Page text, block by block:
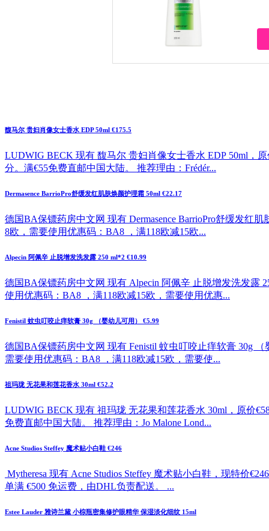
馥马尔 贵妇肖像女士香水 EDP 50ml €175.5
LUDWIG BECK 现有 馥马尔 贵妇肖像女士香水 EDP 50ml，
分。满€55免费直邮中国大陆。 推荐理由：Frédér...
Dermasence BarrioPro舒缓发红肌肤焕颜护理霜 50ml €22.17
德国BA保镖药房中文网 现有 Dermasence BarrioPro舒缓发红
8欧，需要使用优惠码：BA8 ，满118欧减15欧...
Alpecin 阿佩辛 止脱增发洗发露 250 ml*2 €10.99
德国BA保镖药房中文网 现有 Alpecin 阿佩辛 止脱增发洗发露
使用优惠码：BA8 ，满118欧减15欧，需要使用优惠...
Fenistil 蚊虫叮咬止痒软膏 30g （婴幼儿可用） €5.99
德国BA保镖药房中文网 现有 Fenistil 蚊虫叮咬止痒软膏 30g
需要使用优惠码：BA8 ，满118欧减15欧，需要使...
祖玛珑 无花果和莲花香水 30ml €52.2
LUDWIG BECK 现有 祖玛珑 无花果和莲花香水 30ml，原价
免费直邮中国大陆。 推荐理由：Jo Malone Lond...
Acne Studios Steffey 魔术贴小白鞋 €246
Mytheresa 现有 Acne Studios Steffey 魔术贴小白鞋，现特价
单满 €500 免运费，由DHL负责配送。 ...
Estee Lauder 雅诗兰黛 小棕瓶密集修护眼精华 保湿淡化细纹 15ml